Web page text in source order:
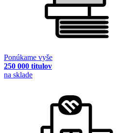
Ponúkame vyše
250 000 titulov
na sklade